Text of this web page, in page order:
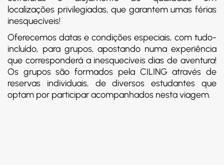
localizações privilegiadas, que garantem umas férias
inesquecíveis!
Oferecemos datas e condições especiais, com tudo-
incluído, para grupos, apostando numa experiência
que corresponderá a inesquecíveis dias de aventura!
Os grupos são formados pela CILING através de
reservas individuais, de diversos estudantes que
optam por participar acompanhados nesta viagem.